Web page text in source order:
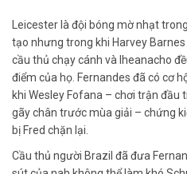
Leicester là đội bóng mờ nhạt
tạo nhưng trong khi Harvey
cầu thủ chạy cánh và Iheanacho
điểm của họ. Fernandes đã có cơ
khi Wesley Fofana – chơi trận đầu
gãy chân trước mùa giải – chứng
bị Fred chặn lại.
Cầu thủ người Brazil đã đưa